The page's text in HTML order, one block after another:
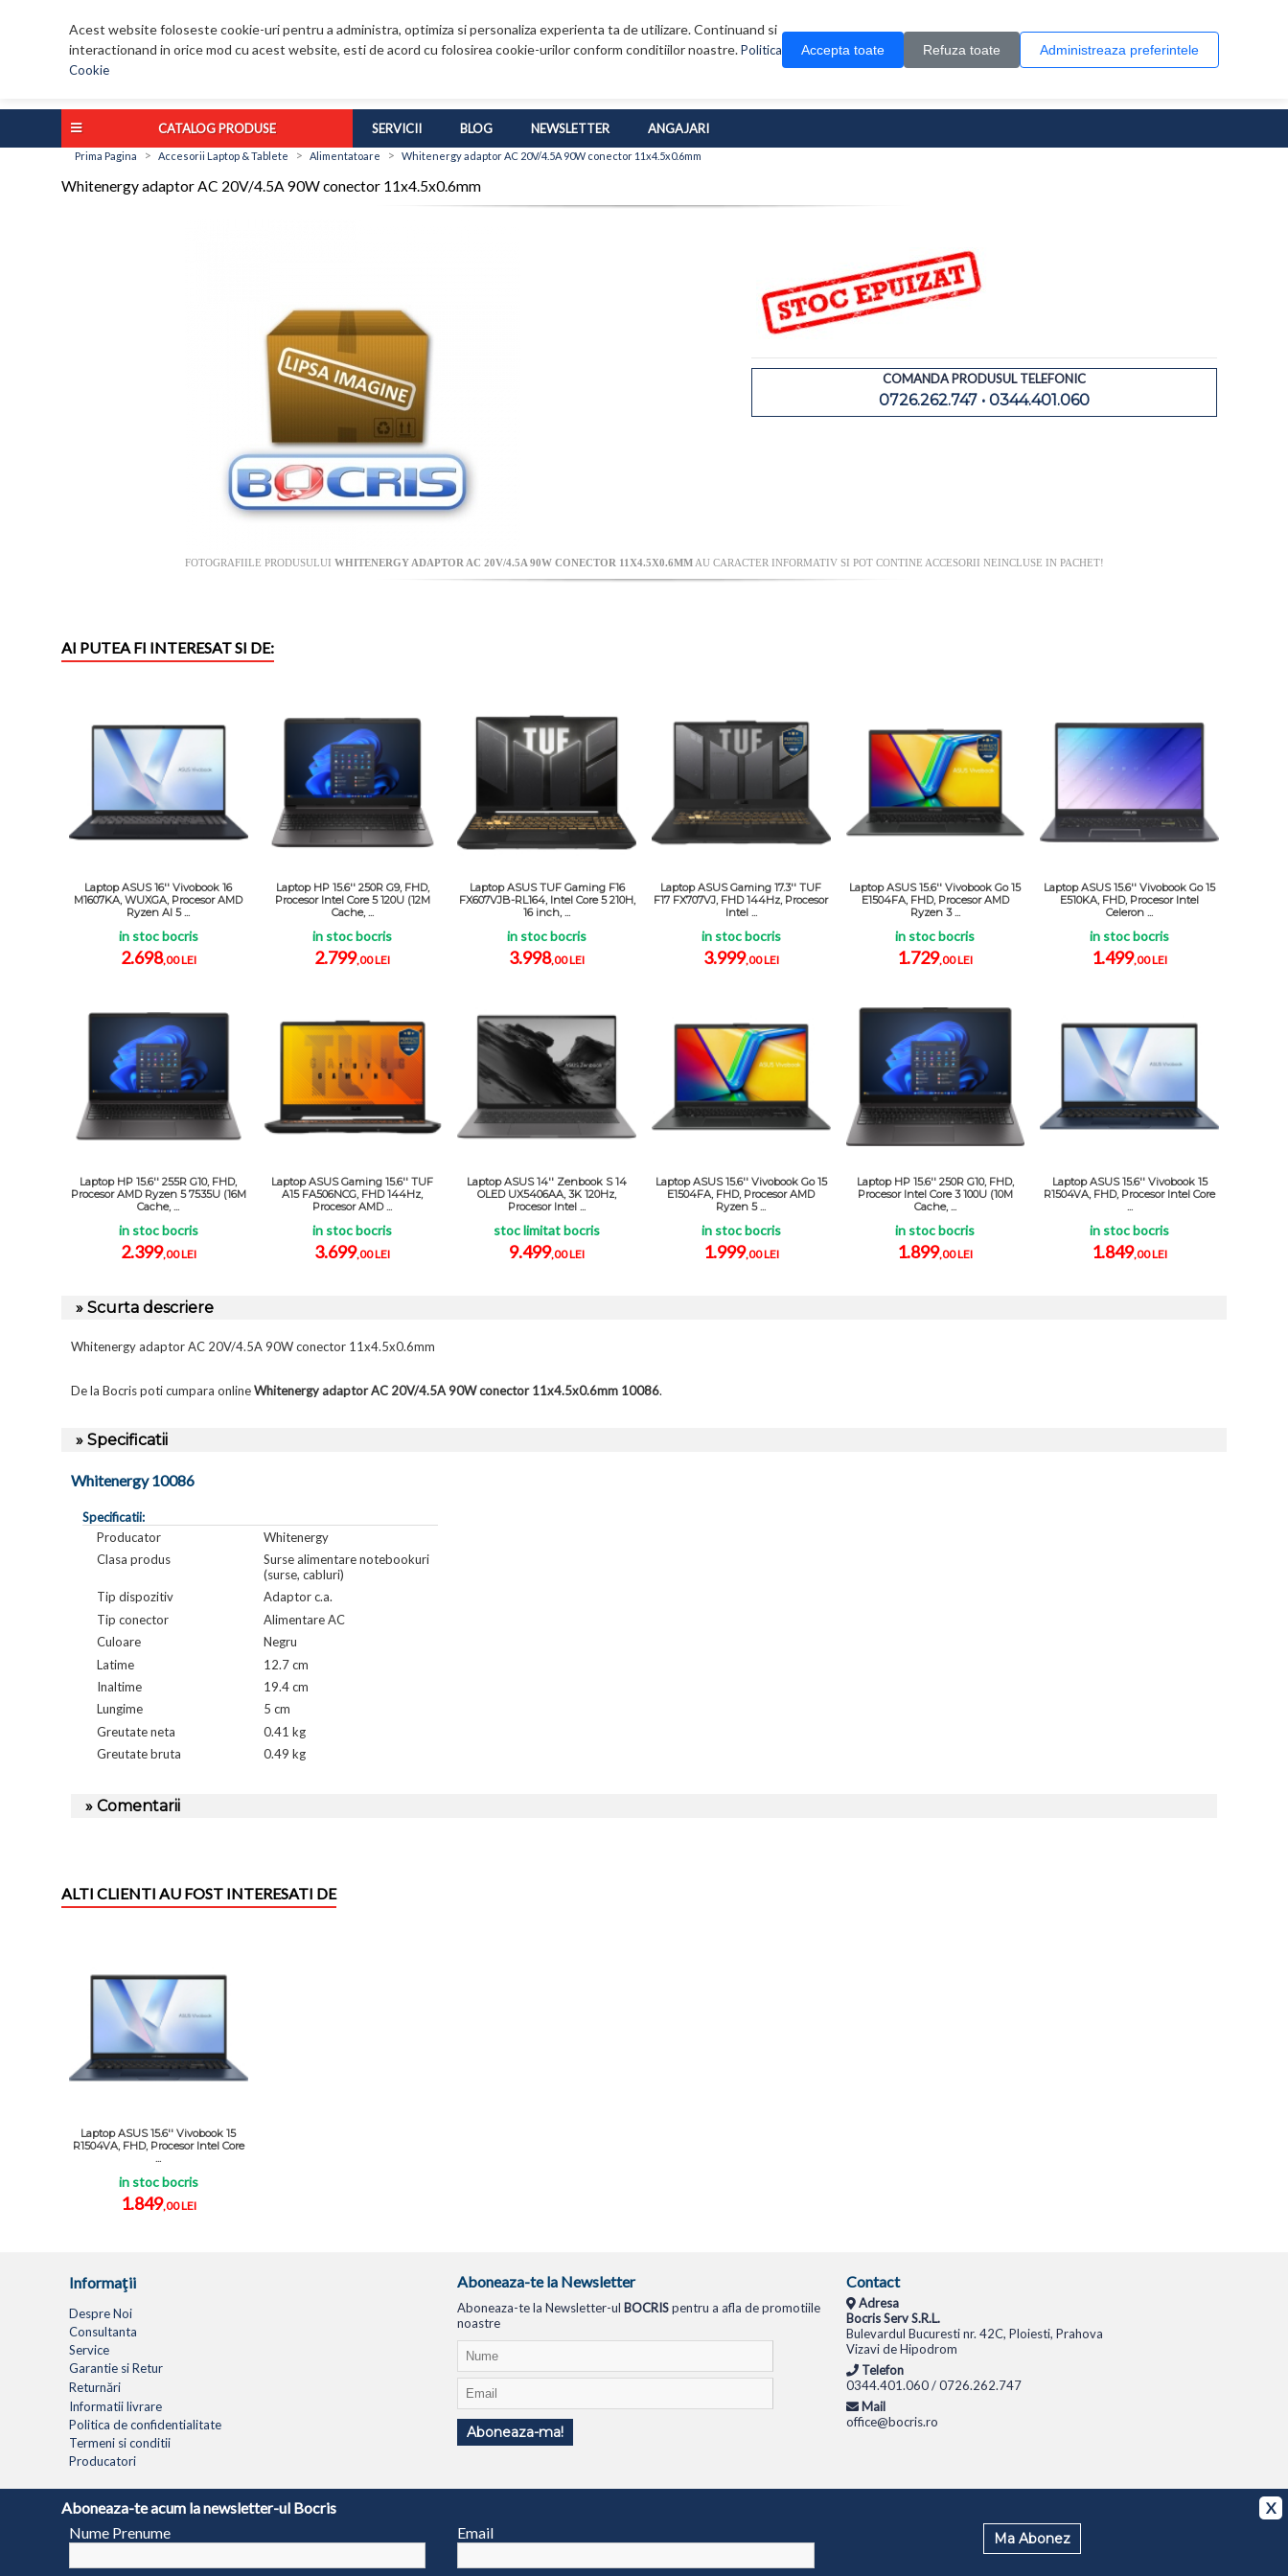
Acest website foloseste cookie-uri pentru a administra, optimiza si personaliza experienta ta de utilizare. Continuand si
interactionand in orice mod cu acest website, esti de acord cu folosirea cookie-urilor conform conditiilor noastre.Politica
Cookie
Accepta toate Refuza toate Administreaza preferintele
Aboneaza-te acum la newsletter-ul Bocris
X
Nume Prenume
Email Ma Abonez
0 produs(e)
CATALOG PRODUSE SERVICII BLOG NEWSLETTER ANGAJARI
Prima Pagina > Accesorii Laptop & Tablete > Alimentatoare > Whitenergy adaptor AC 20V/4.5A 90W conector 11x4.5x0.6mm
Whitenergy adaptor AC 20V/4.5A 90W conector 11x4.5x0.6mm
COMANDA PRODUSUL TELEFONIC
0726.262.747 • 0344.401.060
FOTOGRAFIILE PRODUSULUI WHITENERGY ADAPTOR AC 20V/4.5A 90W CONECTOR 11X4.5X0.6MMAU CARACTER INFORMATIV SI POT CONTINE ACCESORII NEINCLUSE IN PACHET!
AI PUTEA FI INTERESAT SI DE:
Laptop ASUS 16'' Vivobook 16
M1607KA, WUXGA, Procesor AMD
Ryzen AI 5 ...
in stoc bocris
2.698,00 LEI
Laptop HP 15.6'' 250R G9, FHD,
Procesor Intel Core 5 120U (12M
Cache, ...
in stoc bocris
2.799,00 LEI
Laptop ASUS TUF Gaming F16
FX607VJB-RL164, Intel Core 5 210H,
16 inch, ...
in stoc bocris
3.998,00 LEI
Laptop ASUS Gaming 17.3'' TUF
F17 FX707VJ, FHD 144Hz, Procesor
Intel ...
in stoc bocris
3.999,00 LEI
Laptop ASUS 15.6'' Vivobook Go 15
E1504FA, FHD, Procesor AMD
Ryzen 3 ...
in stoc bocris
1.729,00 LEI
Laptop ASUS 15.6'' Vivobook Go 15
E510KA, FHD, Procesor Intel
Celeron ...
in stoc bocris
1.499,00 LEI
Laptop HP 15.6'' 255R G10, FHD,
Procesor AMD Ryzen 5 7535U (16M
Cache, ...
in stoc bocris
2.399,00 LEI
Laptop ASUS Gaming 15.6'' TUF
A15 FA506NCG, FHD 144Hz,
Procesor AMD ...
in stoc bocris
3.699,00 LEI
Laptop ASUS 14'' Zenbook S 14
OLED UX5406AA, 3K 120Hz,
Procesor Intel ...
stoc limitat bocris
9.499,00 LEI
Laptop ASUS 15.6'' Vivobook Go 15
E1504FA, FHD, Procesor AMD
Ryzen 5 ...
in stoc bocris
1.999,00 LEI
Laptop HP 15.6'' 250R G10, FHD,
Procesor Intel Core 3 100U (10M
Cache, ...
in stoc bocris
1.899,00 LEI
Laptop ASUS 15.6'' Vivobook 15
R1504VA, FHD, Procesor Intel Core
in stoc bocris
1.849,00 LEI
» Scurta descriere
Whitenergy adaptor AC 20V/4.5A 90W conector 11x4.5x0.6mm
De la Bocris poti cumpara onlineWhitenergy adaptor AC 20V/4.5A 90W conector 11x4.5x0.6mm 10086.
» Specificatii
Whitenergy 10086
Specificatii:
Producator
Whitenergy
Clasa produs
Surse alimentare notebookuri
(surse, cabluri)
Tip dispozitiv
Adaptor c.a.
Tip conector
Alimentare AC
Culoare
Negru
Latime
12.7 cm
Inaltime
19.4 cm
Lungime
5 cm
Greutate neta
0.41 kg
Greutate bruta
0.49 kg
» Comentarii
ALTI CLIENTI AU FOST INTERESATI DE
Laptop ASUS 15.6'' Vivobook 15
R1504VA, FHD, Procesor Intel Core
in stoc bocris
1.849,00 LEI
Informaţii
Despre Noi
Consultanta
Service
Garantie si Retur
Returnări
Informatii livrare
Politica de confidentialitate
Termeni si conditii
Producatori
Aboneaza-te la Newsletter
Aboneaza-te la Newsletter-ulBOCRISpentru a afla de promotiile
noastre
Aboneaza-ma!
Contact
Adresa
Bocris Serv S.R.L.
Bulevardul Bucuresti nr. 42C, Ploiesti, Prahova
Vizavi de Hipodrom
Telefon
0344.401.060 / 0726.262.747
Mail
office@bocris.ro
LAPTOPURI NETBOOK TABLETE MULTIFUNCTIONALE SISTEME PC MONITOARE TELEVIZOARE ROUTERE SWITCH-URI APARATE FOTO CAMERE VIDEO CAMERE DE SUPRAVEGHERE
© 1994 - 2026 BOCRIS SERV S.R.L. | CUI: RO6260085, REG. COM.: J29/2413/1994 ANPC